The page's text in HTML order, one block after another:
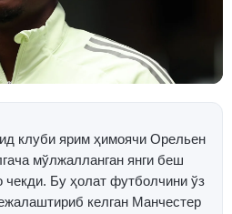
клуби ярим ҳимоячи Орельен
мўлжалланган янги беш
чекди. Бу ҳолат футболчини ўз
келган Манчестер